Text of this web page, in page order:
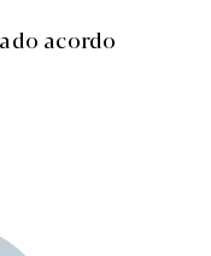
acordo